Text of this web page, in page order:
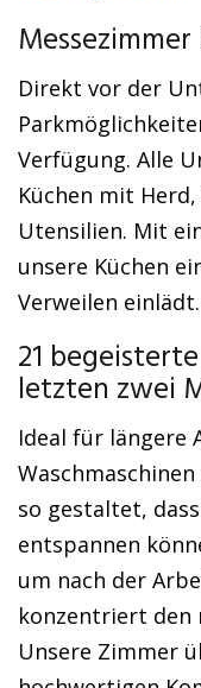
Direkt vor der
Verfügung. Alle
Küchen mit
Utensilien. Mit
unsere Küchen
Verweilen
21
letzten zwei
Ideal für längere
so gestaltet,
entspannen
um nach der
konzentriert den
Unsere Zimmer